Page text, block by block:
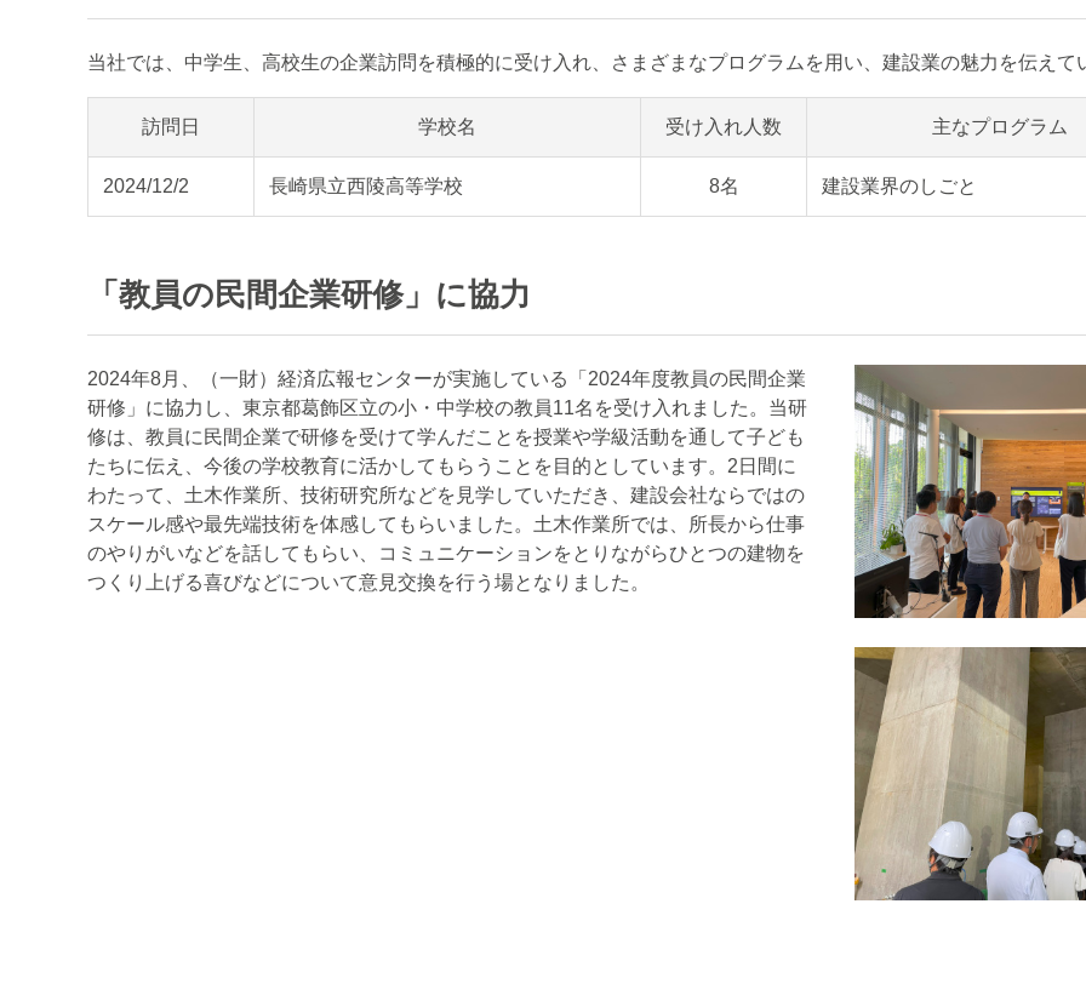
当社では、中学生、高校生の企業訪問を積極的に受け入れ、さまざまなプログラムを用い、建設業の魅力を伝えて
訪問日 学校名 受け入れ人数 主なプログラム
2024/12/2 長崎県立西陵高等学校 8名 建設業界のしごと
「教員の民間企業研修」に協力
2024年8月、（一財）経済広報センターが実施している「2024年度教員の民間企業
研修」に協力し、東京都葛飾区立の小・中学校の教員11名を受け入れました。当研
修は、教員に民間企業で研修を受けて学んだことを授業や学級活動を通して子ども
たちに伝え、今後の学校教育に活かしてもらうことを目的としています。2日間に
わたって、土木作業所、技術研究所などを見学していただき、建設会社ならではの
スケール感や最先端技術を体感してもらいました。土木作業所では、所長から仕事
のやりがいなどを話してもらい、コミュニケーションをとりながらひとつの建物を
つくり上げる喜びなどについて意見交換を行う場となりました。